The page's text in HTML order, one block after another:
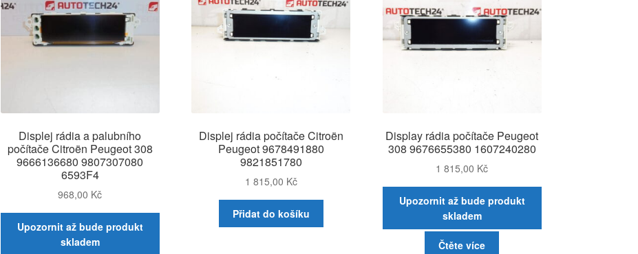
Displej rádia a palubního
počítače Citroën Peugeot 308
9666136680 9807307080
6593F4
968,00 Kč
Upozornit až bude produkt
skladem
Displej rádia počítače Citroën
Peugeot 9678491880
9821851780
1 815,00 Kč
Přidat do košíku
Display rádia počítače Peugeot
308 9676655380 1607240280
1 815,00 Kč
Upozornit až bude produkt
skladem
Čtěte více